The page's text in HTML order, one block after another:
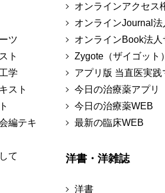
ツ
ト
学
スト
編テキ
て
オンラインアクセス
オンラインJournal法
オンラインBook法人
Zygote（ザイゴット）
アプリ版 当直医実践
今日の治療薬アプリ
今日の治療薬WEB
最新の臨床WEB
洋書・洋雑誌
洋書